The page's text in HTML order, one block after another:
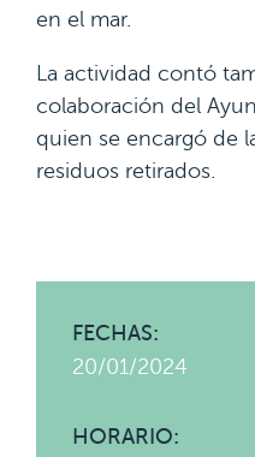
en el mar.
La actividad contó
colaboración del
quien se encargó de
residuos retirados.
FECHAS:
20/01/2024
HORARIO: